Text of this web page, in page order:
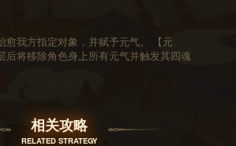
愈我方指定对象，并赋予元气。 【元
后将移除角色身上所有元气并触发其四魂
相关攻略
RELATED STRATEGY